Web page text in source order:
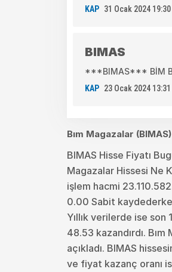
KAP 31 Ocak 2024 19:30
BIMAS
***BIMAS*** BİM
KAP 23 Ocak 2024 13:31
Bım Magazalar
BIMAS Hisse Fiyatı
Magazalar Hissesi Ne
işlem hacmi
0.00 Sabit
Yıllık verilerde ise son
48.53 kazandırdı.
açıkladı. BIMAS
ve fiyat kazanç oranı